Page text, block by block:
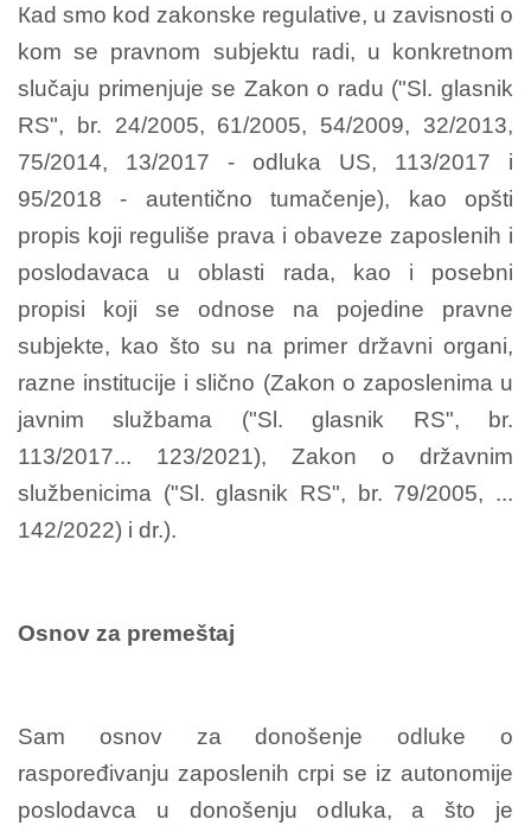
Кad smo kod zakonske regulative, u zavisnosti o
kom se pravnom subjektu radi, u konkretnom
slučaju primenjuje se Zakon o radu ("Sl. glasnik
RS", br. 24/2005, 61/2005, 54/2009, 32/2013,
75/2014, 13/2017 - odluka US, 113/2017 i
95/2018 - autentično tumačenje), kao opšti
propis koji reguliše prava i obaveze zaposlenih i
poslodavaca u oblasti rada, kao i posebni
propisi koji se odnose na pojedine pravne
subjekte, kao što su na primer državni organi,
razne institucije i slično (Zakon o zaposlenima u
javnim službama ("Sl. glasnik RS", br.
113/2017... 123/2021), Zakon o državnim
službenicima ("Sl. glasnik RS", br. 79/2005, ...
142/2022) i dr.).
Osnov za premeštaj
Sam osnov za donošenje odluke o
raspoređivanju zaposlenih crpi se iz autonomije
poslodavca u donošenju odluka, a što je